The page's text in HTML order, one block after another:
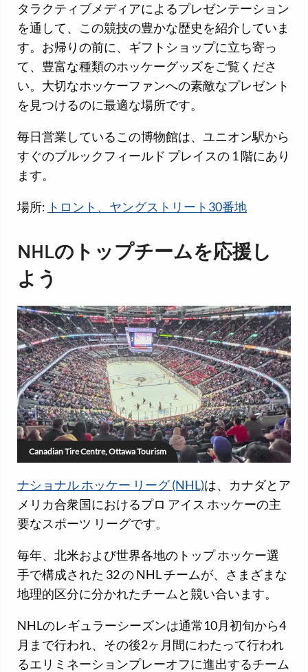
タラクティブメディアによるプレゼンテーション
を通して、この競技の豊かな歴史を紹介していま
す。お帰りの前に、ギフトショップに立ち寄っ
て、豊富な種類のホッケーグッズをご覧くださ
い。大切なホッケーファンへの素敵なプレゼント
を見つけるのに最適な場所です。
毎日営業しているこの博物館は、ユニオン駅から
すぐのブルックフィールド プレイスの 1 階にあり
ます。
場所: トロント、ヤングストリート30番地
NHLのトップチームを応援し
よう
Canadian Tire Centre, Ottawa Tourism
ナショナル ホッケー リーグ (NHL)は、カナダとア
メリカ合衆国におけるプロ アイス ホッケーの主
要なスポーツ リーグです。
毎年、北米および世界各地のトップ ホッケー選
手で構成された 32 の NHL チームが、さまざまな
地理的区分に分かれたチームと競い合います。
NHLのレギュラーシーズンは通常10月初旬から4
月まで行われ、その後2ヶ月間にわたって行われ
るエリミネーションプレーオフに進出するチーム